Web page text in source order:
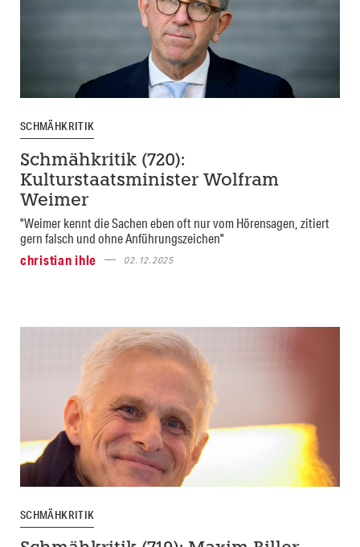
SCHMÄHKRITIK
Schmähkritik (720):
Kulturstaatsminister Wolfram
Weimer
"Weimer kennt die Sachen eben oft nur vom Hörensagen, zitiert
gern falsch und ohne Anführungszeichen"
christian ihle
02.12.2025
SCHMÄHKRITIK